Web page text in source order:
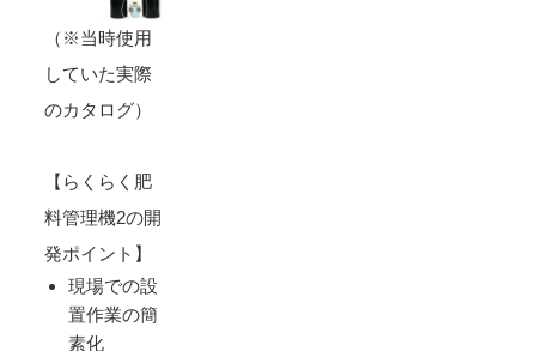
（※当時使用
していた実際
のカタログ）
【らくらく肥
料管理機2の開
発ポイント】
現場での設
置作業の簡
素化